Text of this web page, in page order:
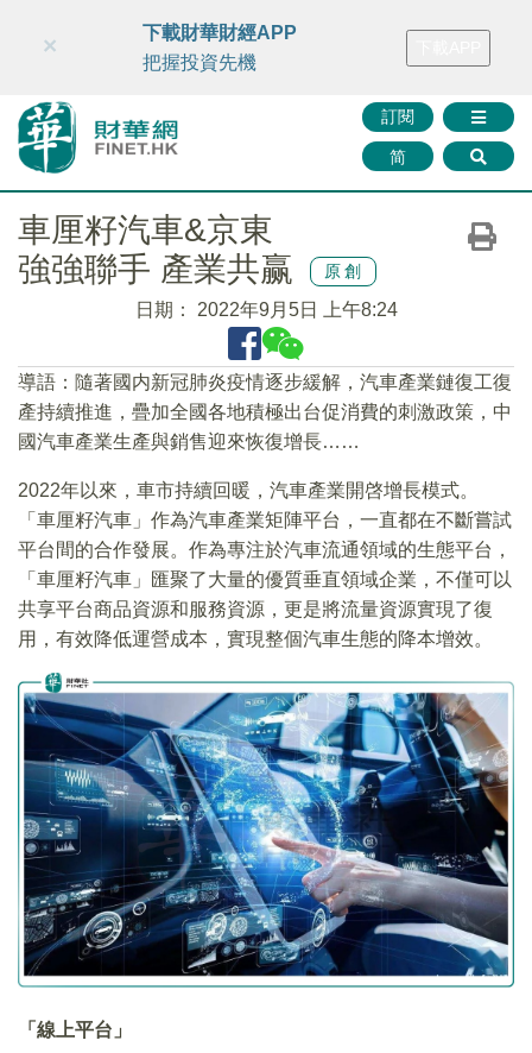
財華智庫網 FINTV FINMETA 財華證券 媒體矩陣
訂閱
简
×
下載財華財經APP
把握投資先機
車厘籽汽車&京東
強強聯手 產業共赢
原創
日期： 2022年9月5日 上午8:24
導語：隨著國内新冠肺炎疫情逐步緩解，汽車產業鏈復工復
產持續推進，疊加全國各地積極出台促消費的刺激政策，中
國汽車產業生產與銷售迎來恢復增長……
2022年以來，車市持續回暖，汽車產業開啓增長模式。
「車厘籽汽車」作為汽車產業矩陣平台，一直都在不斷嘗試
平台間的合作發展。作為專注於汽車流通領域的生態平台，
「車厘籽汽車」匯聚了大量的優質垂直領域企業，不僅可以
共享平台商品資源和服務資源，更是將流量資源實現了復
用，有效降低運營成本，實現整個汽車生態的降本增效。
「線上平台」